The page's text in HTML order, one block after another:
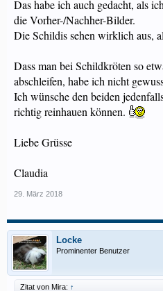
Das habe ich auch gedacht, als
die Vorher-/Nachher-Bilder.
Die Schildis sehen wirklich aus,
Dass man bei Schildkröten so
abschleifen, habe ich nicht
Ich wünsche den beiden
richtig reinhauen können.
Liebe Grüsse
Claudia
29. März 2018
Locke
Prominenter Benutzer
Zitat von Mira: ↑